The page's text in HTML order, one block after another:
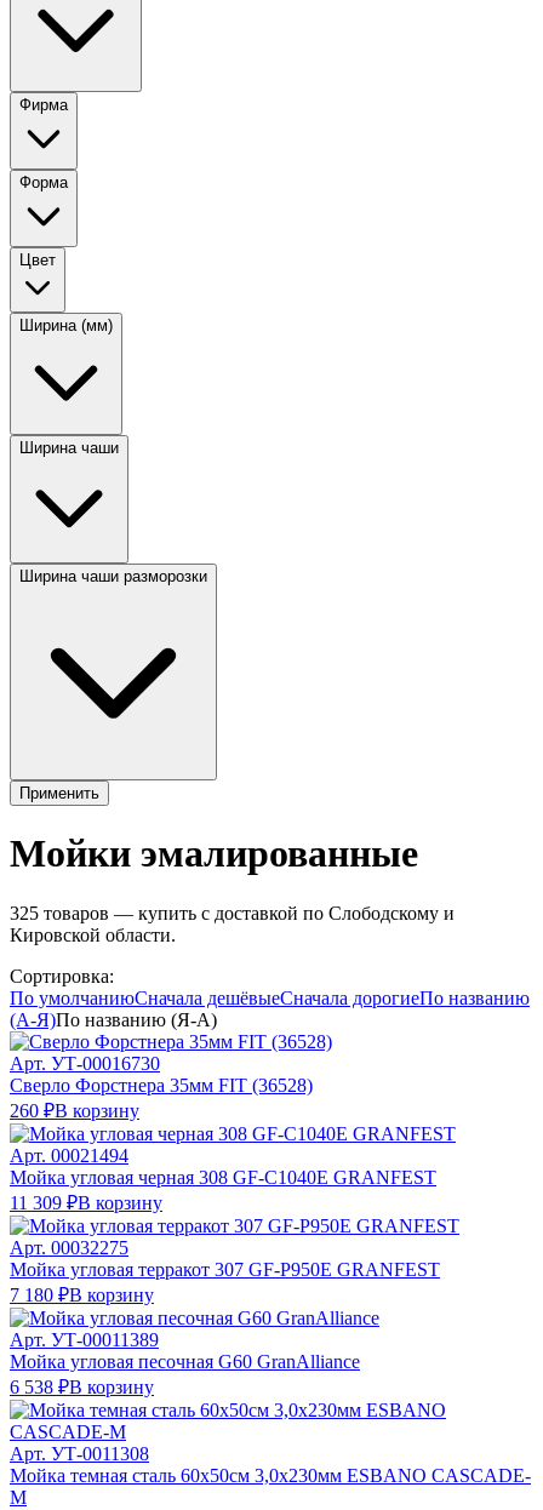
Фирма
Форма
Цвет
Ширина (мм)
Ширина чаши
Ширина чаши разморозки
Применить
Мойки эмалированные
325 товаров — купить с доставкой по Слободскому и
Кировской области.
Сортировка:
По умолчаниюСначала дешёвыеСначала дорогиеПо названию
(А-Я)По названию (Я-А)
Арт. УТ-00016730
Сверло Форстнера 35мм FIT (36528)
260 ₽В корзину
Арт. 00021494
Мойка угловая черная 308 GF-C1040Е GRANFEST
11 309 ₽В корзину
Арт. 00032275
Мойка угловая терракот 307 GF-P950Е GRANFEST
7 180 ₽В корзину
Арт. УТ-00011389
Мойка угловая песочная G60 GranAlliance
6 538 ₽В корзину
Арт. УТ-0011308
Мойка темная сталь 60х50см 3,0х230мм ESBANO CASCADE-
M